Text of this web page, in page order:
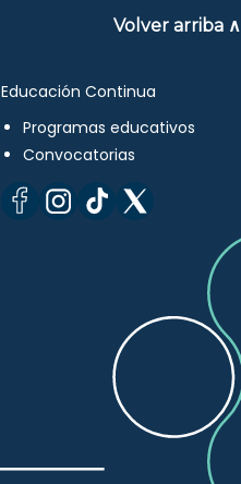
Volver arriba ∧
Educación Continua
Programas educativos
Convocatorias